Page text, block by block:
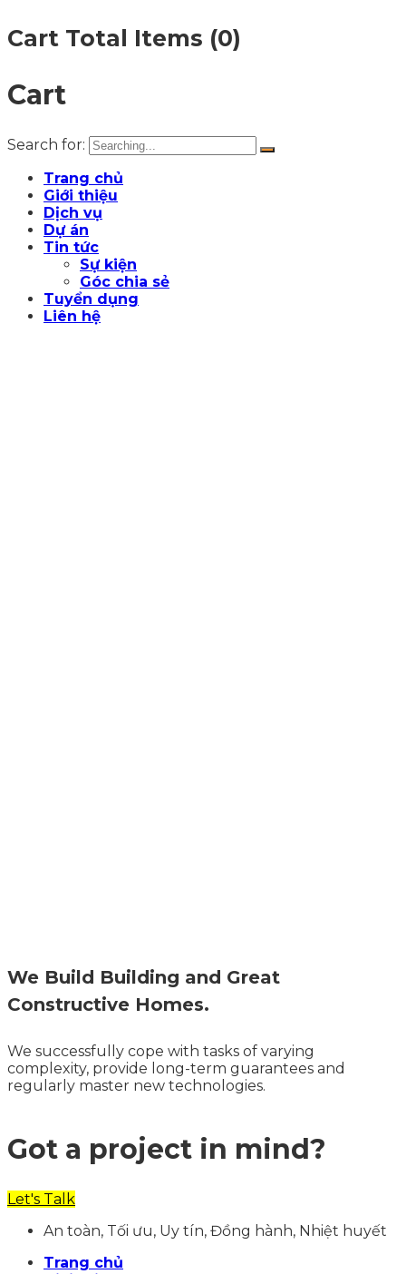
Cart Total Items (0)
Cart
Search for:
Trang chủ
Giới thiệu
Dịch vụ
Dự án
Tin tức
Sự kiện
Góc chia sẻ
Tuyển dụng
Liên hệ
We Build Building and Great
Constructive Homes.
We successfully cope with tasks of varying
complexity, provide long-term guarantees and
regularly master new technologies.
Got a project in mind?
Let's Talk
An toàn, Tối ưu, Uy tín, Đồng hành, Nhiệt huyết
Trang chủ